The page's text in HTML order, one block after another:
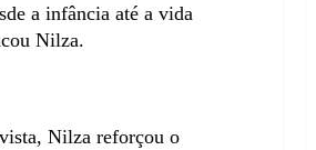
a infância até a vida
Nilza.
Nilza reforçou o